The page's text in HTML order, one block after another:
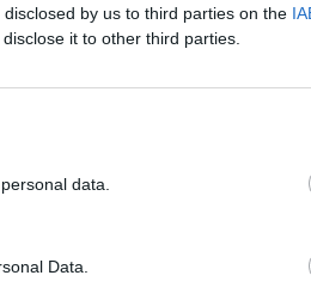
by us to third parties on the
it to other third parties.
data.
Data.